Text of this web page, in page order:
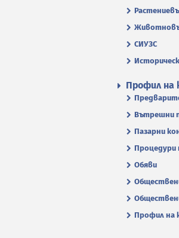
СИУЗС
Профил на
Вътрешни
Пазарни
Процедури
Обяви
Профил на